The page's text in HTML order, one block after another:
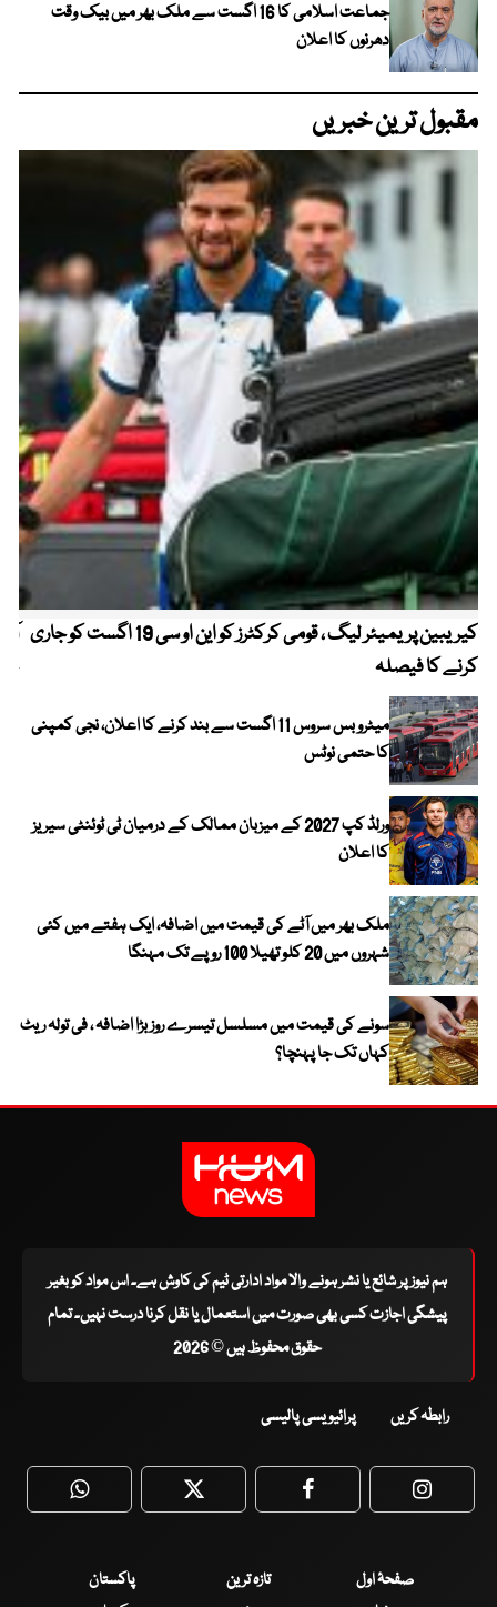
جماعت اسلامی کا 16 اگست سے ملک بھر میں بیک وقت
دھرنوں کا اعلان
مقبول ترین خبریں
کیریبین پریمیئر لیگ ، قومی کرکٹرز کو این او سی 19 اگست کو جاری
کرنے کا فیصلہ
میٹرو بس سروس 11 اگست سے بند کرنے کا اعلان، نجی کمپنی
کا حتمی نوٹس
ورلڈ کپ 2027 کے میزبان ممالک کے درمیان ٹی ٹوئنٹی سیریز
کا اعلان
ملک بھر میں آٹے کی قیمت میں اضافہ، ایک ہفتے میں کئی
شہروں میں 20 کلو تھیلا 100 روپے تک مہنگا
سونے کی قیمت میں مسلسل تیسرے روز بڑا اضافہ ، فی تولہ ریٹ
کہاں تک جا پہنچا؟
ہم نیوز پر شائع یا نشر ہونے والا مواد ادارتی ٹیم کی کاوش ہے۔ اس مواد کو بغیر
پیشگی اجازت کسی بھی صورت میں استعمال یا نقل کرنا درست نہیں۔ تمام
حقوق محفوظ ہیں © 2026
رابطہ کریں پرائیویسی پالیسی
WhatsApp Twitter Facebook
صفحۂ اول تازہ ترین
پاکستان